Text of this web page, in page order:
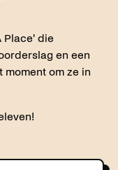
Place' die
en een
om ze in